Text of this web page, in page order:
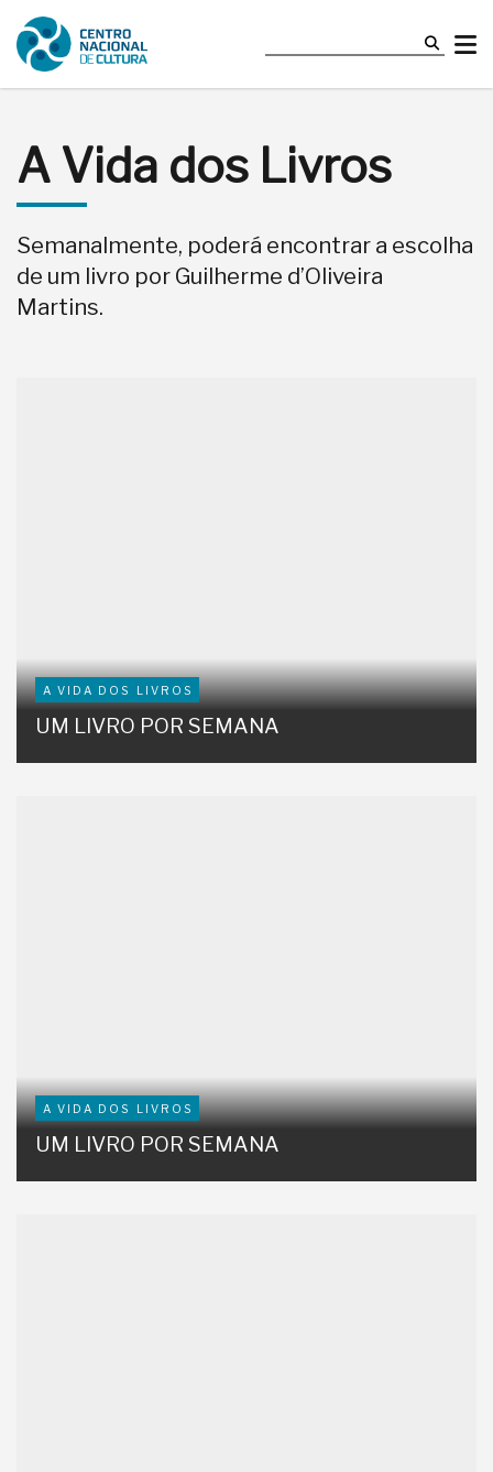
A Vida dos Livros
Semanalmente, poderá encontrar a escolha
de um livro por Guilherme d’Oliveira
Martins.
A VIDA DOS LIVROS
UM LIVRO POR SEMANA
A VIDA DOS LIVROS
UM LIVRO POR SEMANA